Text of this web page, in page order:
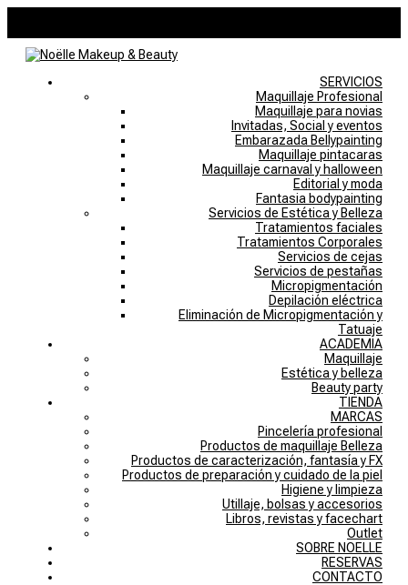
SERVICIOS
Maquillaje Profesional
Maquillaje para novias
Invitadas, Social y eventos
Embarazada Bellypainting
Maquillaje pintacaras
Maquillaje carnaval y halloween
Editorial y moda
Fantasia bodypainting
Servicios de Estética y Belleza
Tratamientos faciales
Tratamientos Corporales
Servicios de cejas
Servicios de pestañas
Micropigmentación
Depilación eléctrica
Eliminación de Micropigmentación y
Tatuaje
ACADEMIA
Maquillaje
Estética y belleza
Beauty party
TIENDA
MARCAS
Pincelería profesional
Productos de maquillaje Belleza
Productos de caracterización, fantasía y FX
Productos de preparación y cuidado de la piel
Higiene y limpieza
Utillaje, bolsas y accesorios
Libros, revistas y facechart
Outlet
SOBRE NOELLE
RESERVAS
CONTACTO